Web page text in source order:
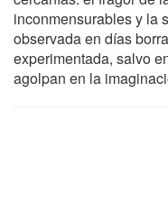
inconmensurables y la
observada en días
experimentada, salvo
agolpan en la